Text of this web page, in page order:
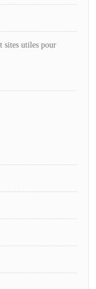
sites utiles pour